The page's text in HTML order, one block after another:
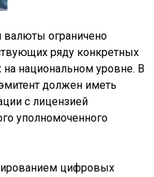
ограничено
ряду конкретных
на национальном уровне. В
должен иметь
с лицензией
уполномоченного
цифровых